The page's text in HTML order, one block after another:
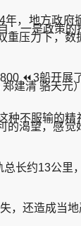
，地方政府
：一是政策
压力下，
⏪3船开展
建清 骆天元）
不服输的精
的渴望，感
长约13公里
还造成当地